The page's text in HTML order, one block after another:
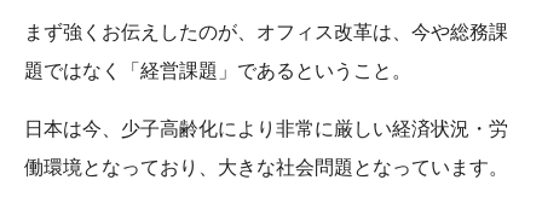
まず強くお伝えしたのが、オフィス改革は、今や総務課
題ではなく「経営課題」であるということ。
日本は今、少子高齢化により非常に厳しい経済状況・労
働環境となっており、大きな社会問題となっています。